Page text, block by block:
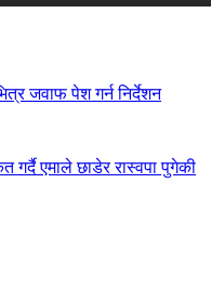
जवाफ पेश गर्न निर्देशन
गर्दै एमाले छाडेर रास्वपा पुगेकी